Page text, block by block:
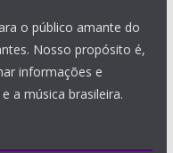
o público amante do
Nosso propósito é,
informações e
a música brasileira.